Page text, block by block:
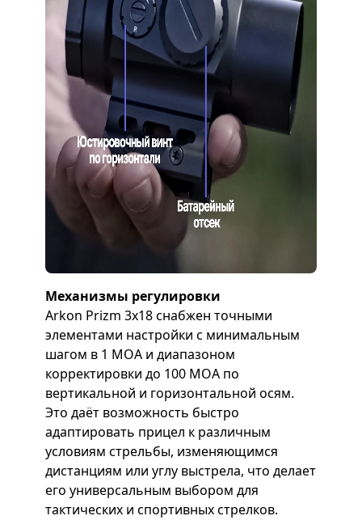
Механизмы регулировки
Arkon Prizm 3х18 снабжен точными
элементами настройки с минимальным
шагом в 1 МОА и диапазоном
корректировки до 100 МОА по
вертикальной и горизонтальной осям.
Это даёт возможность быстро
адаптировать прицел к различным
условиям стрельбы, изменяющимся
дистанциям или углу выстрела, что делает
его универсальным выбором для
тактических и спортивных стрелков.